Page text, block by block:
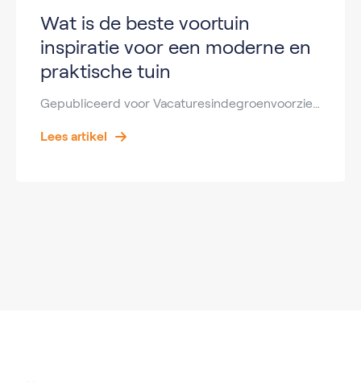
Wat is de beste voortuin
inspiratie voor een moderne en
praktische tuin
Lees artikel